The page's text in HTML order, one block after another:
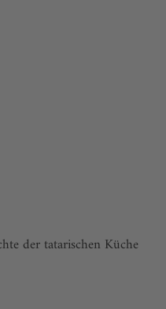
der tatarischen Küche